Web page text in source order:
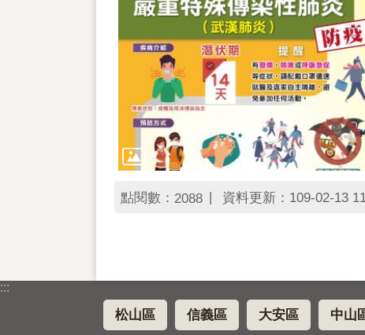
點閱數： 2088 資料更新：109-02-13
:::
松山區 信義區 大安區 中山